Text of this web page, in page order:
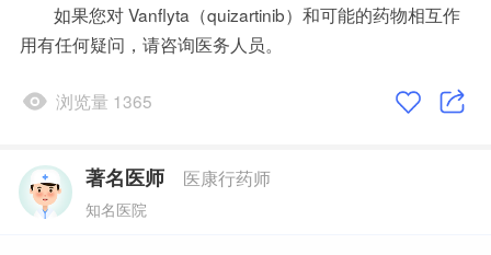
如果您对 Vanflyta（quizartinib）和可能的药物相互作
用有任何疑问，请咨询医务人员。
浏览量 1365
著名医师 医康行药师
知名医院